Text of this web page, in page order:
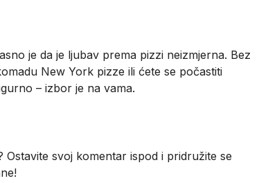
je da je ljubav prema pizzi neizmjerna. Bez
New York pizze ili ćete se počastiti
– izbor je na vama.
svoj komentar ispod i pridružite se